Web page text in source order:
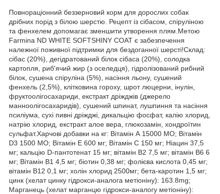
Повнораціонний беззерновий корм для дорослих собак
дрібних порід з білою шерстю. Рецепт із сібасом, спіруліною
та фенхелем допомагає зменшити утворення плям.Метою
Farmina ND WHITE SOFTSHINY COAT є забезпечення
належної поживної підтримки для бездоганної шерсті!Склад:
сібас (20%), дегідратований білок сібаса (20%), солодка
картопля, риб'ячий жир (з оселедця), гідролізований рибний
білок, сушена спіруліна (5%), насіння льону, сушений
фенхель (2,5%), клітковина гороху, шрот люцерни, інулін,
фруктоолігосахариди, екстракт дріжджів (джерело
манноолігосахаридів), сушений шпинат, лушпиння та насіння
псиліума, сухі пивні дріжджі, дикальцію фосфат, калію хлорид,
натрію хлорид, екстракт алое вера, глюкозамін, хондроїтин
сульфат.Харчові добавки на кг: Вітамін А 15000 МО; Вітамін
D3 1500 МО; Вітамін Е 600 мг; Вітамін С 150 мг; Ніацин 37,5
мг; кальцію D-пантотенат 15 мг; вітамін B2 7,5 мг; вітамін B6 6
мг; Вітамін В1 4,5 мг; біотин 0,38 мг; фолієва кислота 0,45 мг;
вітамін В12 0,1 мг; холін хлорид 2500мг; бета-каротин 1,5 мг;
цинк (хелат цинку гідрокси-аналога метіоніну): 163.8mg;
Марганець (хелат марганцю гідрокси-аналогу метіоніну):